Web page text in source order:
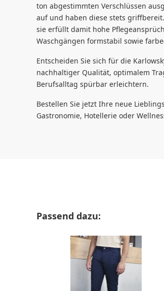
ton abgestimmten Verschlüssen
auf und haben diese stets
sie erfüllt damit hohe
Waschgängen formstabil sowie
Entscheiden Sie sich für die
nachhaltiger Qualität, optimalem
Berufsalltag spürbar erleichtern.
Bestellen Sie jetzt Ihre neue
Gastronomie, Hotellerie oder
Produktgalerie überspringen
Passend dazu: